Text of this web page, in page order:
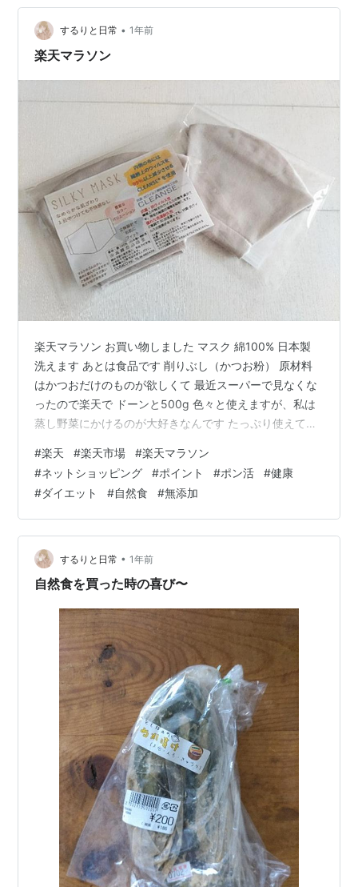
もう1度煮ます 好みの柔らかさになったら出来上がりです
仕上げに塩を少し加えて甘み・うま味・食感をまとめる
のも良いです ※3日分く…
するりと日常 • 1年前
楽天マラソン
楽天マラソン お買い物しました マスク 綿100% 日本製
洗えます あとは食品です 削りぶし（かつお粉） 原材料
はかつおだけのものが欲しくて 最近スーパーで見なくな
ったので楽天で ドーンと500g 色々と使えますが、私は
蒸し野菜にかけるのが大好きなんです たっぷり使えてう
えるとスーパーよりは安い計算です 純ココア 低脂肪タイ
プ 大容量で簡易なパッケージ 冬までいけそうです 小豆
（乾燥） も大量に買いましたよ まだ届いていません 甘
くしたくないので自分で水煮します 小豆本来の甘さでじ
ゅうぶんです 近所では手に入らないもの、大容量でお得
な…
#楽天 #楽天市場 #楽天マラソン
#ネットショッピング #ポイント #ポン活 #健康
#ダイエット #自然食 #無添加
するりと日常 • 1年前
自然食を買った時の喜び〜